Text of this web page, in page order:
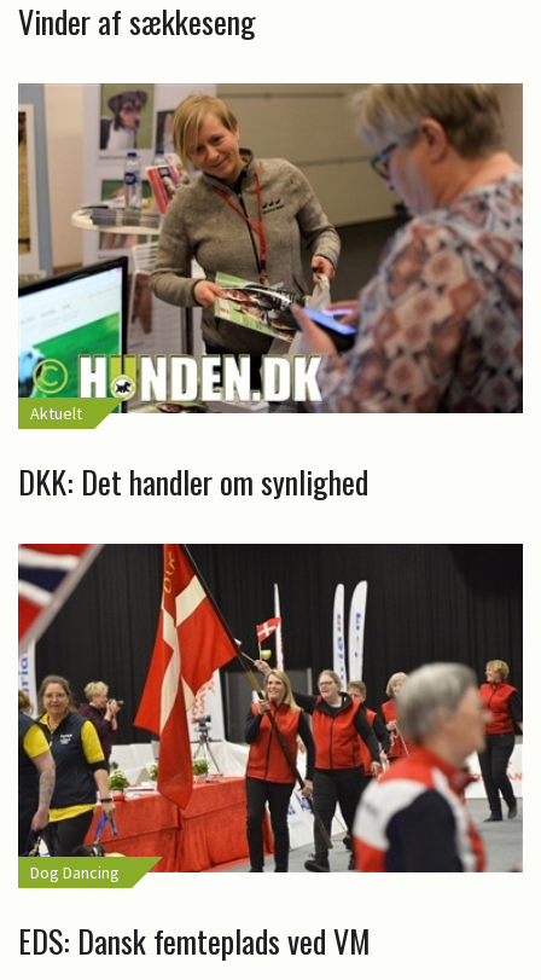
Vinder af sækkeseng
Aktuelt
DKK: Det handler om synlighed
Dog Dancing
EDS: Dansk femteplads ved VM